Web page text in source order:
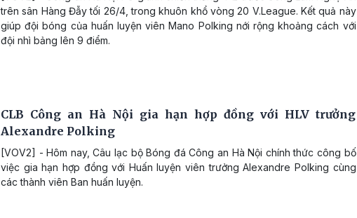
trên sân Hàng Đẫy tối 26/4, trong khuôn khổ vòng 20 V.League. Kết quả này
giúp đội bóng của huấn luyện viên Mano Polking nới rộng khoảng cách với
đội nhì bảng lên 9 điểm.
CLB Công an Hà Nội gia hạn hợp đồng với HLV trưởng
Alexandre Polking
[VOV2] - Hôm nay, Câu lạc bộ Bóng đá Công an Hà Nội chính thức công bố
việc gia hạn hợp đồng với Huấn luyện viên trưởng Alexandre Polking cùng
các thành viên Ban huấn luyện.